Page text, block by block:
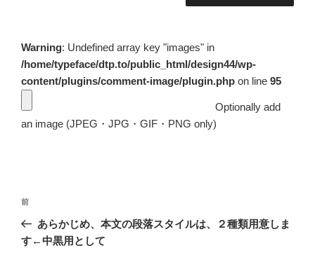
Warning: Undefined array key "images" in
/home/typeface/dtp.to/public_html/design44/wp-
content/plugins/comment-image/plugin.php on line 95
Optionally add
an image (JPEG・JPG・GIF・PNG only)
投
ナ
前
の
投
前
あらかじめ、本文の段落スタイルは、２種類用意しま
す←中黒用として